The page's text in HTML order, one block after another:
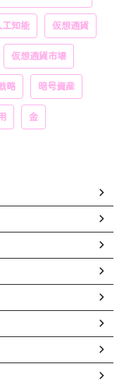
工知能 仮想通貨
仮想通貨市場
略 暗号資産
金